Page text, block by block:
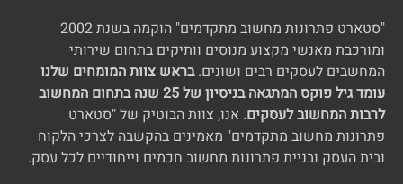
"סטארט פתרונות מחשוב מתקדמים" הוקמה בשנת 2002
ומורכבת מאנשי מקצוע מנוסים וותיקים בתחום שירותי
המחשבים לעסקים רבים ושונים.בראש צוות המומחים שלנו
עומד גיל פוקס המתגאה בניסיון של 25 שנה בתחום המחשוב
לרבות המחשוב לעסקים. אנו, צוות הבוטיק של "סטארט
פתרונות מחשוב מתקדמים" מאמינים בהקשבה לצרכי הלקוח
ובית העסק ובניית פתרונות מחשוב חכמים וייחודיים לכל עסק.